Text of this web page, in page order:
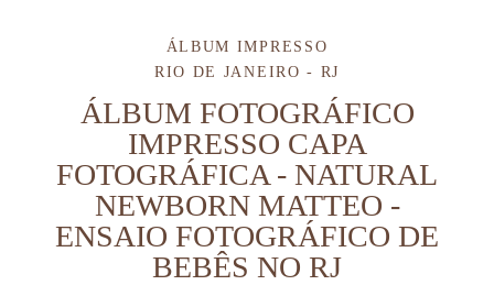
ÁLBUM IMPRESSO
RIO DE JANEIRO - RJ
ÁLBUM FOTOGRÁFICO
IMPRESSO CAPA
FOTOGRÁFICA - NATURAL
NEWBORN MATTEO -
ENSAIO FOTOGRÁFICO DE
BEBÊS NO RJ